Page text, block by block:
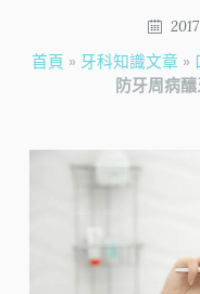
首頁 » 牙科知識文章 »
防牙周病